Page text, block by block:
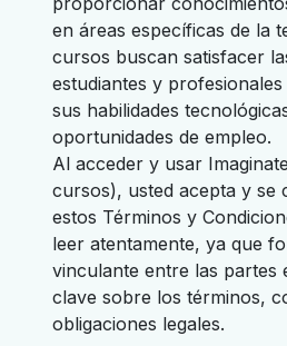
en áreas específicas de la
cursos buscan satisfacer
estudiantes y
sus habilidades
oportunidades de empleo.
Al acceder y usar
cursos), usted acepta y se
estos Términos y
leer atentamente, ya que
vinculante entre las partes
clave sobre los términos,
obligaciones legales.